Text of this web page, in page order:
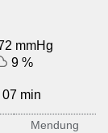
mmHg
9 %
07 min
Mendung